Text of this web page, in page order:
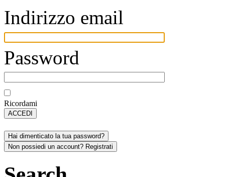
Indirizzo email
Password
Ricordami
ACCEDI
Hai dimenticato la tua password?
Non possiedi un account? Registrati